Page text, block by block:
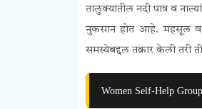
तालुक्यातील नदी पात्र व
नुकसान होत आहे. महसूल व
समस्येबद्दल तक्रार केली तरी
Women Self-Help